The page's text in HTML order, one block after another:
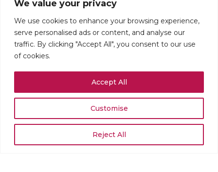
We value your privacy
We use cookies to enhance your browsing experience,
serve personalised ads or content, and analyse our
traffic. By clicking "Accept All", you consent to our use
of cookies.
Customise
Reject All
Accept All
Contact
Mentions légales
Paramétrer les cookies
109 boulevard Haussmann
75008 PARIS
Rue du Stand 51
1204 GENÈVE
+41 (0)22 519 02 54